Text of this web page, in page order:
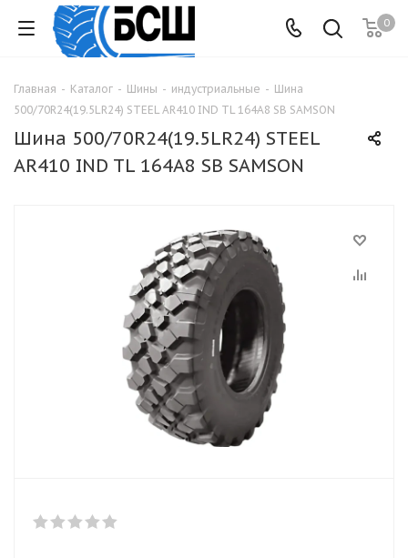
0
Главная - Каталог - Шины - индустриальные - Шина
500/70R24(19.5LR24) STEEL AR410 IND TL 164A8 SB SAMSON
Шина 500/70R24(19.5LR24) STEEL
AR410 IND TL 164A8 SB SAMSON